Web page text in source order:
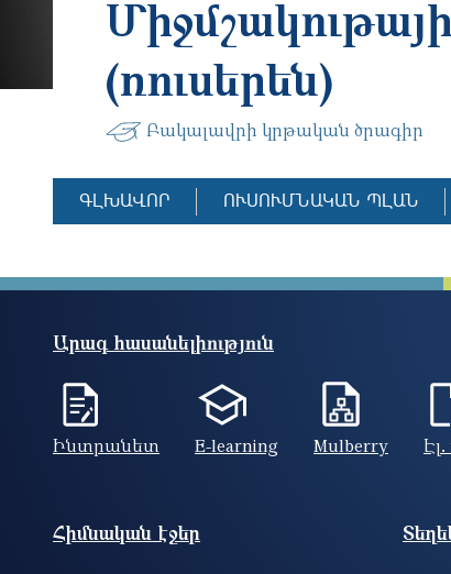
(ռուսերեն)
Բակալավրի կրթական ծրագիր
ԳԼԽԱՎՈՐ ՈՒՍՈՒՄՆԱԿԱՆ ՊԼԱՆ
Արագ հասանելիություն
Ինտրանետ E-learning Mulberry
Footer site information
Հիմնական էջեր